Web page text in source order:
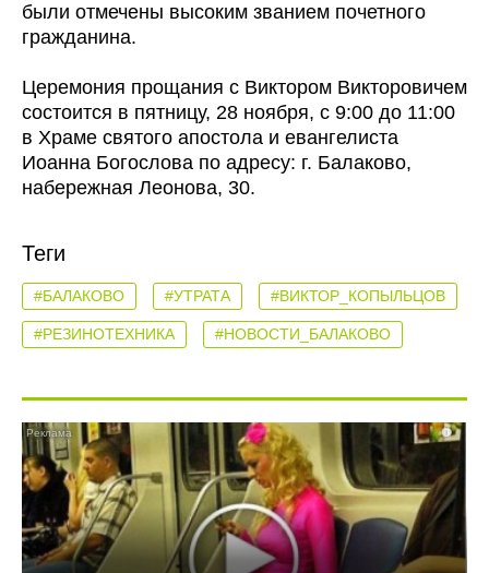
были отмечены высоким званием почетного
гражданина.
Церемония прощания с Виктором Викторовичем
состоится в пятницу, 28 ноября, с 9:00 до 11:00
в Храме святого апостола и евангелиста
Иоанна Богослова по адресу: г. Балаково,
набережная Леонова, 30.
Теги
#БАЛАКОВО #УТРАТА #ВИКТОР_КОПЫЛЬЦОВ
#РЕЗИНОТЕХНИКА #НОВОСТИ_БАЛАКОВО
i